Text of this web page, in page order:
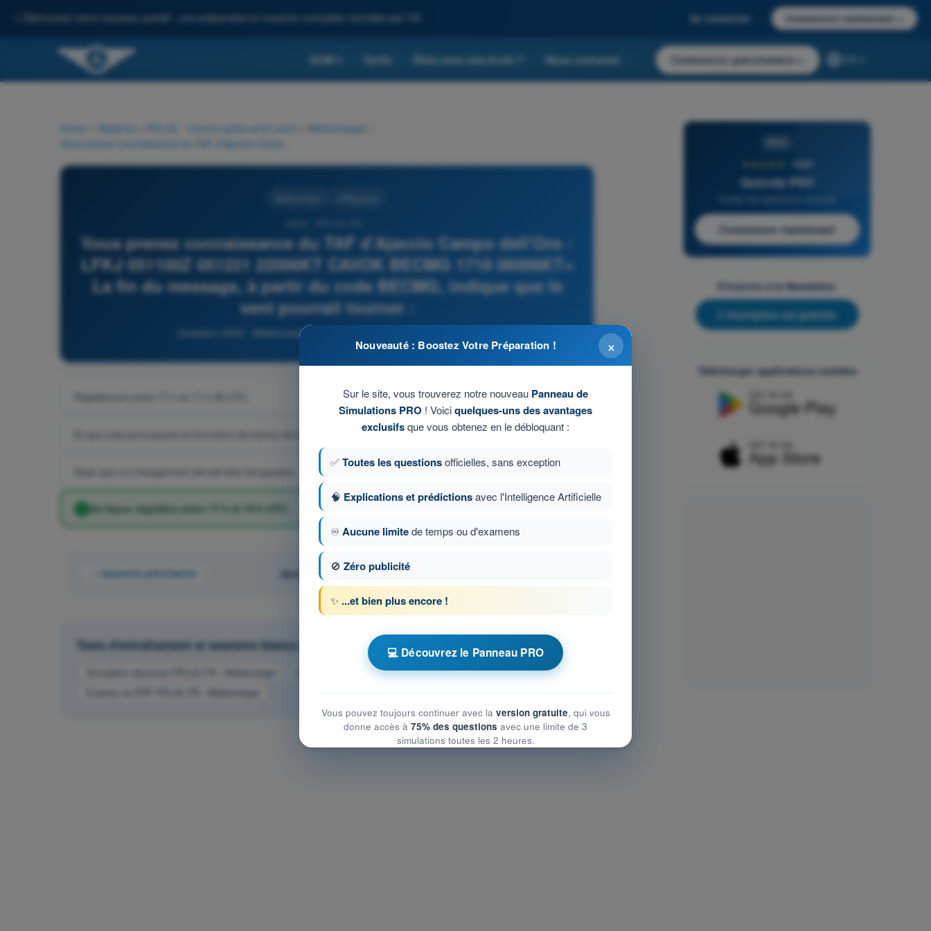
Découvrez notre nouveau portail : une préparation à l'examen complète, boostée par l'IA Se connecter Commencer maintenant
QCM Tarifs Êtes-vous une école ? Nous contacter Commencer gratuitement
Home Matières PPL(A) - Licence pilote privé avion Météorologie
Vous prenez connaissance du TAF d'Ajaccio Campo dell'Oro :
LFKJ 051100Z 051221 22006KT CAVOK BECMG 1719 06006KT=
La fin du message, à partir du code BECMG, indique que le
vent pourrait tourner :
Question 2444 - Météorologie - PPL(A) - Licence pilote privé avion
Rapidement entre 17 h et 17 h 30 UTC.
Et que cela provoquera la formation de bancs de brouillard.
Mais que ce changement devrait être temporaire.
De façon régulière entre 17 h et 19 h UTC.
Question précédente Question 183 sur 352
Tests d'entraînement et examens blancs chronométrés PPL(A) - Licence pilote privé avion
Simulation d'examen PPL(A) FR - Météorologie
QCM d'Entraînement PPL(A) FR - Météorologie
Examen en PDF PPL(A) FR - Météorologie
4,6/5
Quizvds PRO
Commencer maintenant
S'inscrire à la Newsletter
L'inscription est gratuite
Télécharger applications mobiles
×
Nouveauté : Boostez Votre Préparation !
Sur le site, vous trouverez notre nouveau Panneau de
Simulations PRO ! Voiciquelques-uns des avantages
exclusifsque vous obtenez en le débloquant :
✅Toutes les questionsofficielles, sans exception
🧠 Explications et prédictionsavec l'Intelligence Artificielle
♾️Aucune limitede temps ou d'examens
🚫 Zéro publicité
✨ ...et bien plus encore !
💻 Découvrez le Panneau PRO
Vous pouvez toujours continuer avec la version gratuite, qui vous
donne accès à 75% des questions avec une limite de 3
simulations toutes les 2 heures.